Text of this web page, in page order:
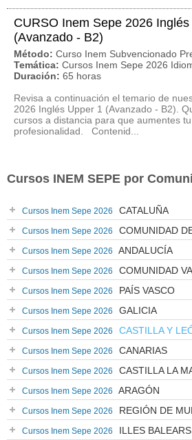
CURSO Inem Sepe 2026
(Avanzado - B2)
Método: Curso Inem Subvencionado
Temática: Cursos Inem Sepe 2026
Duración: 65 horas
Revisa a continuación el temario de
2026 Inglés Upper 1 (Avanzado - B2).
cursos a distancia para que aumentes
profesionalidad. Contenid...
Cursos INEM SEPE por
Cursos Inem Sepe 2026 CATALUÑA
Cursos Inem Sepe 2026 COMUNIDAD
Cursos Inem Sepe 2026 ANDALUCÍA
Cursos Inem Sepe 2026 COMUNIDAD
Cursos Inem Sepe 2026 PAÍS VASCO
Cursos Inem Sepe 2026 GALICIA
Cursos Inem Sepe 2026 CASTILLA Y
Cursos Inem Sepe 2026 CANARIAS
Cursos Inem Sepe 2026 CASTILLA LA
Cursos Inem Sepe 2026 ARAGÓN
Cursos Inem Sepe 2026 REGIÓN DE
Cursos Inem Sepe 2026 ILLES BALEARS